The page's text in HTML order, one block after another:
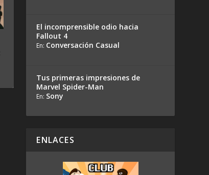
El incomprensible odio hacia
Fallout 4
En: Conversación Casual
Tus primeras impresiones de
Marvel Spider-Man
En: Sony
ENLACES